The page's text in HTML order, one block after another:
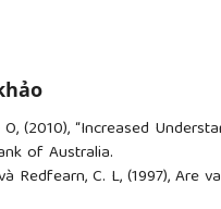
(2010), “Increased
of Australia.
Redfearn, C. L, (1997),